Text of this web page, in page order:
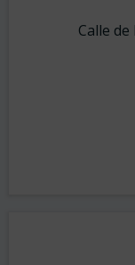
Calle